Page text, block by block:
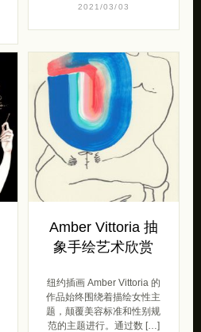
2021/03/03
Amber Vittoria 抽
象手绘艺术欣赏
纽约插画 Amber Vittoria 的
作品始终围绕着描绘女性主
题，颠覆美容标准和性别规
范的主题进行。通过数 […]